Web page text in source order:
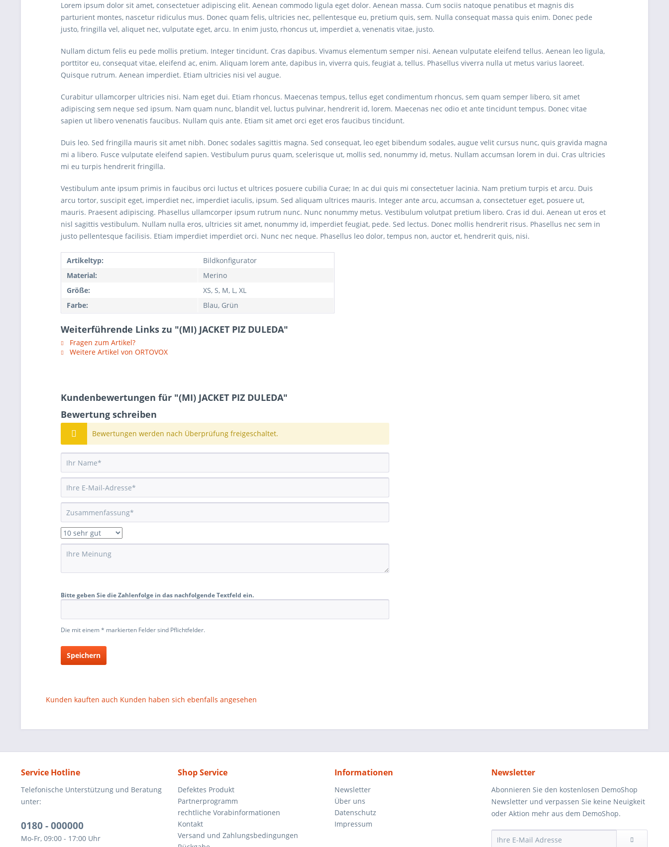
Lorem ipsum dolor sit amet, consectetuer adipiscing elit. Aenean commodo ligula eget dolor. Aenean massa. Cum sociis natoque penatibus et magnis dis
parturient montes, nascetur ridiculus mus. Donec quam felis, ultricies nec, pellentesque eu, pretium quis, sem. Nulla consequat massa quis enim. Donec pede
justo, fringilla vel, aliquet nec, vulputate eget, arcu. In enim justo, rhoncus ut, imperdiet a, venenatis vitae, justo.
Nullam dictum felis eu pede mollis pretium. Integer tincidunt. Cras dapibus. Vivamus elementum semper nisi. Aenean vulputate eleifend tellus. Aenean leo ligula,
porttitor eu, consequat vitae, eleifend ac, enim. Aliquam lorem ante, dapibus in, viverra quis, feugiat a, tellus. Phasellus viverra nulla ut metus varius laoreet.
Quisque rutrum. Aenean imperdiet. Etiam ultricies nisi vel augue.
Curabitur ullamcorper ultricies nisi. Nam eget dui. Etiam rhoncus. Maecenas tempus, tellus eget condimentum rhoncus, sem quam semper libero, sit amet
adipiscing sem neque sed ipsum. Nam quam nunc, blandit vel, luctus pulvinar, hendrerit id, lorem. Maecenas nec odio et ante tincidunt tempus. Donec vitae
sapien ut libero venenatis faucibus. Nullam quis ante. Etiam sit amet orci eget eros faucibus tincidunt.
Duis leo. Sed fringilla mauris sit amet nibh. Donec sodales sagittis magna. Sed consequat, leo eget bibendum sodales, augue velit cursus nunc, quis gravida magna
mi a libero. Fusce vulputate eleifend sapien. Vestibulum purus quam, scelerisque ut, mollis sed, nonummy id, metus. Nullam accumsan lorem in dui. Cras ultricies
mi eu turpis hendrerit fringilla.
Vestibulum ante ipsum primis in faucibus orci luctus et ultrices posuere cubilia Curae; In ac dui quis mi consectetuer lacinia. Nam pretium turpis et arcu. Duis
arcu tortor, suscipit eget, imperdiet nec, imperdiet iaculis, ipsum. Sed aliquam ultrices mauris. Integer ante arcu, accumsan a, consectetuer eget, posuere ut,
mauris. Praesent adipiscing. Phasellus ullamcorper ipsum rutrum nunc. Nunc nonummy metus. Vestibulum volutpat pretium libero. Cras id dui. Aenean ut eros et
nisl sagittis vestibulum. Nullam nulla eros, ultricies sit amet, nonummy id, imperdiet feugiat, pede. Sed lectus. Donec mollis hendrerit risus. Phasellus nec sem in
justo pellentesque facilisis. Etiam imperdiet imperdiet orci. Nunc nec neque. Phasellus leo dolor, tempus non, auctor et, hendrerit quis, nisi.
Artikeltyp:
Bildkonfigurator
Material:
Merino
Größe:
XS, S, M, L, XL
Farbe:
Blau, Grün
Weiterführende Links zu "(MI) JACKET PIZ DULEDA"
Fragen zum Artikel?
Weitere Artikel von ORTOVOX
Kundenbewertungen für "(MI) JACKET PIZ DULEDA"
Bewertung schreiben
Bewertungen werden nach Überprüfung freigeschaltet.
Bitte geben Sie die Zahlenfolge in das nachfolgende Textfeld ein.
Die mit einem * markierten Felder sind Pflichtfelder.
Speichern
Kunden kauften auch Kunden haben sich ebenfalls angesehen
Service Hotline
Telefonische Unterstützung und Beratung
unter:
0180 - 000000
Mo-Fr, 09:00 - 17:00 Uhr
Shop Service
Defektes Produkt
Partnerprogramm
rechtliche Vorabinformationen
Kontakt
Versand und Zahlungsbedingungen
Informationen
Newsletter
Über uns
Datenschutz
Impressum
Newsletter
Abonnieren Sie den kostenlosen DemoShop
Newsletter und verpassen Sie keine Neuigkeit
oder Aktion mehr aus dem DemoShop.